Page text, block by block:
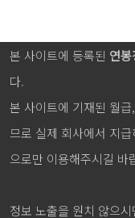
본 사이트에 등록된 연
다.
본 사이트에 기재된 월
므로 실제 회사에서 지
으로만 이용해주시길 바
정보 노출을 원치 않으